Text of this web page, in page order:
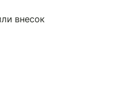
внесок